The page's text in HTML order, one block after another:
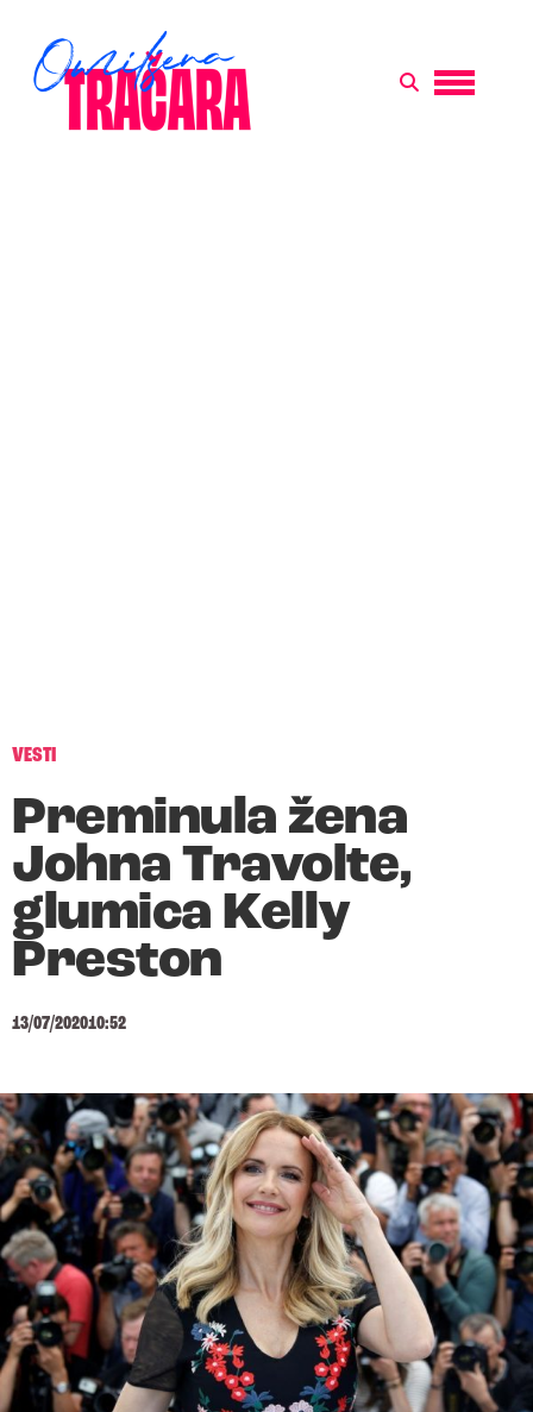
VESTI
Preminula žena
Johna Travolte,
glumica Kelly
Preston
13/07/202010:52